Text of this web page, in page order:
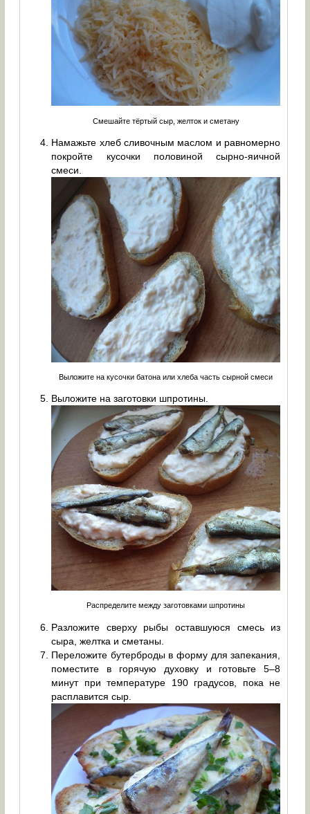
Смешайте тёртый сыр, желток и сметану
Намажьте хлеб сливочным маслом и равномерно
покройте кусочки половиной сырно-яичной
смеси.
Выложите на кусочки батона или хлеба часть сырной смеси
Выложите на заготовки шпротины.
Распределите между заготовками шпротины
Разложите сверху рыбы оставшуюся смесь из
сыра, желтка и сметаны.
Переложите бутерброды в форму для запекания,
поместите в горячую духовку и готовьте 5–8
минут при температуре 190 градусов, пока не
расплавится сыр.